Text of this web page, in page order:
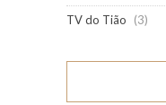
TV do Tião
(3)